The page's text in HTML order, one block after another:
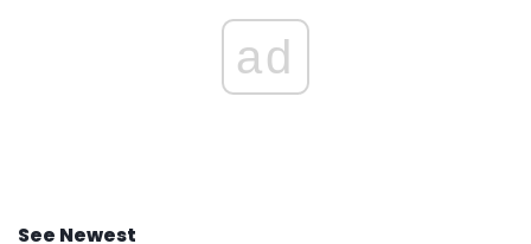
ad
See Newest